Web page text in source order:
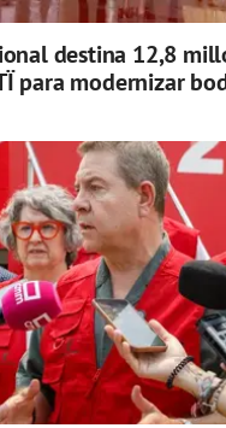
destina 12,8
para modernizar